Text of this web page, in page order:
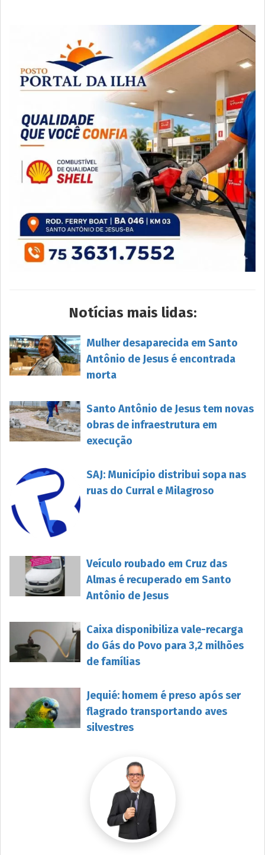
Notícias mais lidas:
Mulher desaparecida em Santo
Antônio de Jesus é encontrada
morta
Santo Antônio de Jesus tem novas
obras de infraestrutura em
execução
SAJ: Município distribui sopa nas
ruas do Curral e Milagroso
Veículo roubado em Cruz das
Almas é recuperado em Santo
Antônio de Jesus
Caixa disponibiliza vale-recarga
do Gás do Povo para 3,2 milhões
de famílias
Jequié: homem é preso após ser
flagrado transportando aves
silvestres